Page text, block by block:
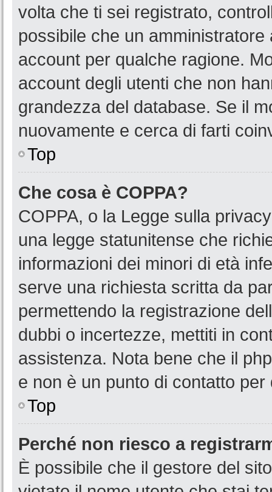
volta che ti sei registrato,
possibile che un
account per qualche ragione.
account degli utenti che non
grandezza del database. Se il
nuovamente e cerca di farti
Top
Che cosa è COPPA?
COPPA, o la Legge sulla
una legge statunitense che
informazioni dei minori di età
serve una richiesta scritta da
permettendo la registrazione
dubbi o incertezze, mettiti in
assistenza. Nota bene che il
e non è un punto di contatto
Top
Perché non riesco a
È possibile che il gestore del